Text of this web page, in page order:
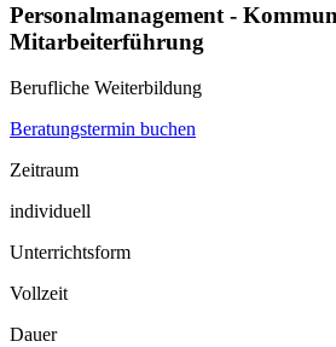
Personalmanagement -
Mitarbeiterführung
Berufliche Weiterbildung
Beratungstermin buchen
Zeitraum
individuell
Unterrichtsform
Vollzeit
Dauer